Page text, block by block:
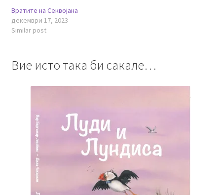
Вратите на Секвојана
декември 17, 2023
Similar post
Вие исто така би сакале…